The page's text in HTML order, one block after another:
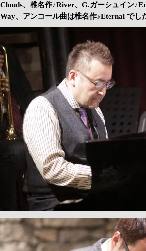
Clouds、椎名作♪River、G.ガーシュイン
Way、アンコール曲は椎名作♪Eternal でし